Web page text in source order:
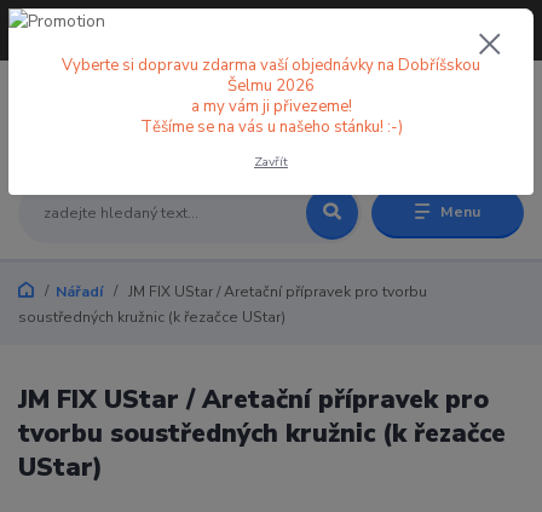
Menu
+420 773 998 582
Nářadí
JM FIX UStar / Aretační přípravek pro tvorbu
soustředných kružnic (k řezačce UStar)
JM FIX UStar / Aretační přípravek pro
tvorbu soustředných kružnic (k řezačce
UStar)
Vyberte si dopravu zdarma vaší objednávky na Dobříšskou
Šelmu 2026
a my vám ji přivezeme!
Těšíme se na vás u našeho stánku! :-)
Zavřít